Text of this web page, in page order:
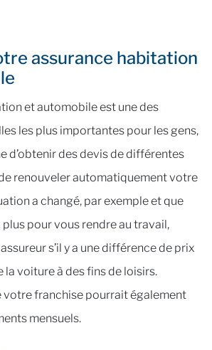
assurance habitation
et automobile est une des
les plus importantes pour les gens,
d’obtenir des devis de différentes
renouveler automatiquement votre
a changé, par exemple et que
pour vous rendre au travail,
s’il y a une différence de prix
la voiture à des fins de loisirs.
votre franchise pourrait également
mensuels.